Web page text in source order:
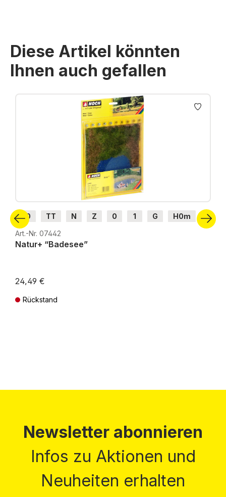
Diese Artikel könnten
Ihnen auch gefallen
Produktgalerie überspringen
H0 TT N Z 0 1 G
H0m
H0e
Art.-Nr. 07442
Natur+ “Badesee”
24,49 €
Rückstand
Newsletter abonnieren
Infos zu Aktionen und
Neuheiten erhalten